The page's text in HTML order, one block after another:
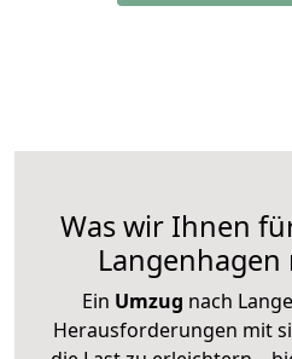
Was wir Ihnen
Langenhagen
Ein Umzug nach
Herausforderungen mit